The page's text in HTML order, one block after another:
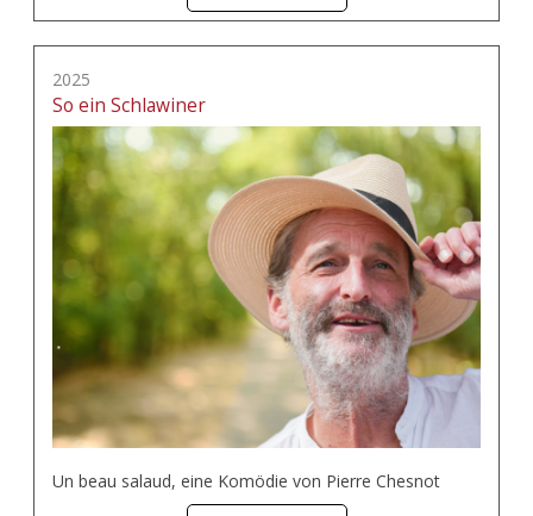
2025
So ein Schlawiner
Un beau salaud, eine Komödie von Pierre Chesnot